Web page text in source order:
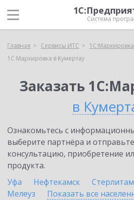
Система
Главная Сервисы ИТС
1С:Маркировка
1С:Маркировка в Кумертау
Заказать
в
Ознакомьтесь с
выберите партнёра и
консультацию, приобретение
продукта.
Уфа
Нефтекамск
Мелеуз
Показать все